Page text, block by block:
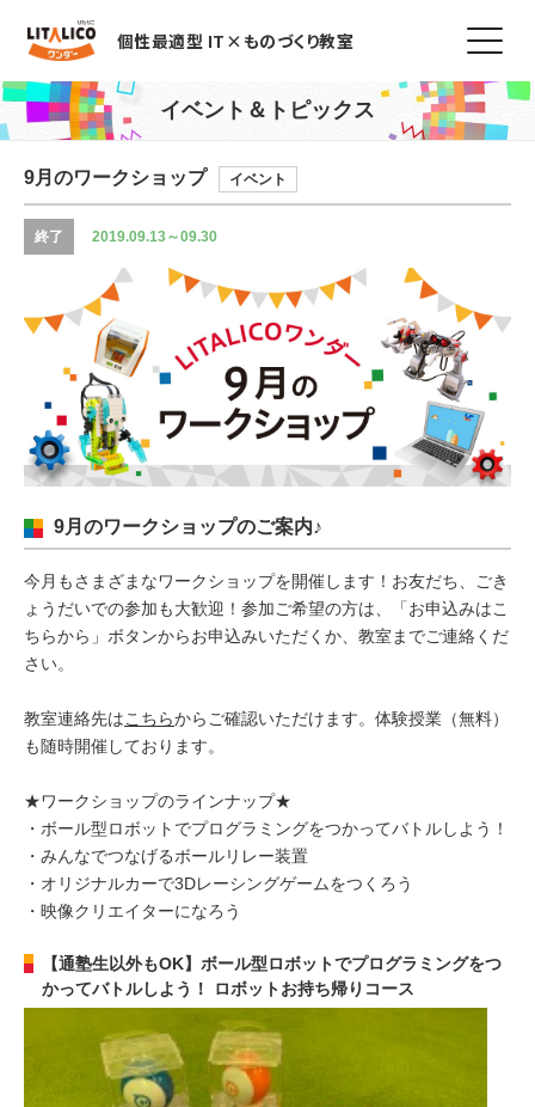
個性最適型 IT×ものづくり教室
イベント＆トピックス
9月のワークショップ イベント
終了 2019.09.13～09.30
9月のワークショップのご案内♪
今月もさまざまなワークショップを開催します！お友だち、ごき
ょうだいでの参加も大歓迎！参加ご希望の方は、「お申込みはこ
ちらから」ボタンからお申込みいただくか、教室までご連絡くだ
さい。
教室連絡先はこちらからご確認いただけます。体験授業（無料）
も随時開催しております。
★ワークショップのラインナップ★
・ボール型ロボットでプログラミングをつかってバトルしよう！
・みんなでつなげるボールリレー装置
・オリジナルカーで3Dレーシングゲームをつくろう
・映像クリエイターになろう
【通塾生以外もOK】ボール型ロボットでプログラミングをつ
かってバトルしよう！ ロボットお持ち帰りコース